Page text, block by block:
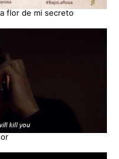
flor de mi secreto